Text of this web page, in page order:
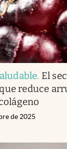
. El
reduce
de 2025